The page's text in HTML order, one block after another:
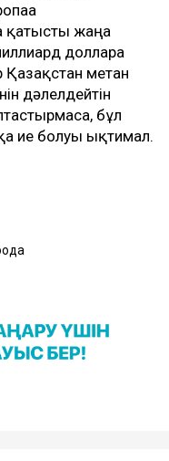
қатысты жаңа
долларға
Қазақстан метан
дәлелдейтін
бұл
ие болуы ықтимал.